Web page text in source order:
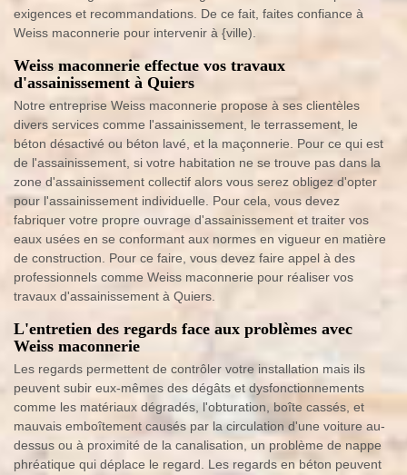
exigences et recommandations. De ce fait, faites confiance à
Weiss maconnerie pour intervenir à {ville).
Weiss maconnerie effectue vos travaux
d'assainissement à Quiers
Notre entreprise Weiss maconnerie propose à ses clientèles
divers services comme l'assainissement, le terrassement, le
béton désactivé ou béton lavé, et la maçonnerie. Pour ce qui est
de l'assainissement, si votre habitation ne se trouve pas dans la
zone d'assainissement collectif alors vous serez obligez d'opter
pour l'assainissement individuelle. Pour cela, vous devez
fabriquer votre propre ouvrage d'assainissement et traiter vos
eaux usées en se conformant aux normes en vigueur en matière
de construction. Pour ce faire, vous devez faire appel à des
professionnels comme Weiss maconnerie pour réaliser vos
travaux d'assainissement à Quiers.
L'entretien des regards face aux problèmes avec
Weiss maconnerie
Les regards permettent de contrôler votre installation mais ils
peuvent subir eux-mêmes des dégâts et dysfonctionnements
comme les matériaux dégradés, l'obturation, boîte cassés, et
mauvais emboîtement causés par la circulation d'une voiture au-
dessus ou à proximité de la canalisation, un problème de nappe
phréatique qui déplace le regard. Les regards en béton peuvent